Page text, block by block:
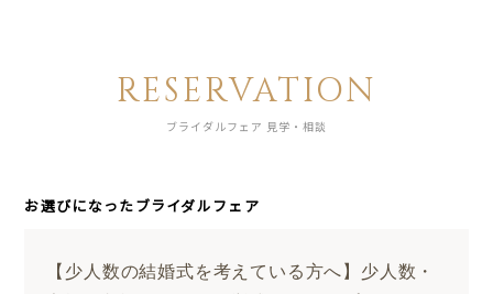
RESERVATION
ブライダルフェア 見学・相談
お選びになったブライダルフェア
【少人数の結婚式を考えている方へ】少人数・